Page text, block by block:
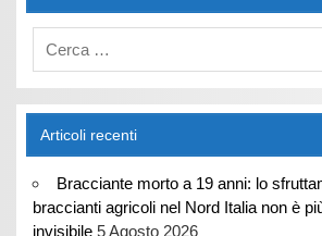
Articoli recenti
Bracciante morto a 19 anni: lo
braccianti agricoli nel Nord Italia non è
invisibile 5 Agosto 2026